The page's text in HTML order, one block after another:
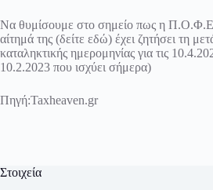
Να θυμίσουμε στο σημείο πως η
αίτημά της (δείτε εδώ) έχει ζητήσει τη
καταληκτικής ημερομηνίας για τις
10.2.2023 που ισχύει σήμερα)
Πηγή:Taxheaven.gr
Στοιχεία